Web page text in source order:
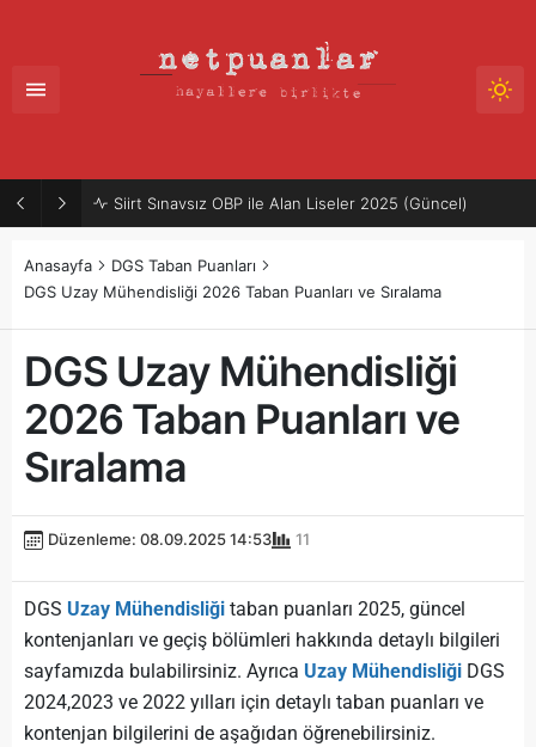
Siirt Sınavsız OBP ile Alan Liseler 2025 (Güncel)
Anasayfa
DGS Taban Puanları
DGS Uzay Mühendisliği 2026 Taban Puanları ve Sıralama
DGS Uzay Mühendisliği
2026 Taban Puanları ve
Sıralama
Düzenleme: 08.09.2025 14:53 11
DGS Uzay Mühendisliği taban puanları 2025, güncel
kontenjanları ve geçiş bölümleri hakkında detaylı bilgileri
sayfamızda bulabilirsiniz. Ayrıca Uzay Mühendisliği DGS
2024,2023 ve 2022 yılları için detaylı taban puanları ve
kontenjan bilgilerini de aşağıdan öğrenebilirsiniz.